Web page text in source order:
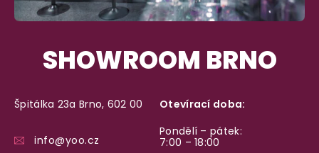
SHOWROOM BRNO
Špitálka 23a Brno, 602 00
info@yoo.cz
Otevírací doba:
Pondělí – pátek:
7:00 – 18:00